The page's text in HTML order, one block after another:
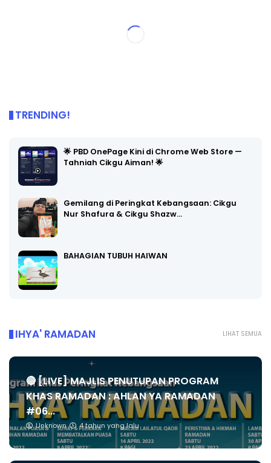
TRENDING!
🌟 PBD OnePage Kini di Chrome Web Store —
Tahniah Cikgu Aiman! 🌟
Gemilang di Peringkat Kebangsaan: Cikgu
Nur Shafura & Cikgu Shazw…
BAHAGIAN TUBUH HAIWAN
LIHAT SEMUA
IHYA' RAMADAN
🔴 [LIVE] MAJLIS PENUTUPAN PROGRAM
KHAS RAMADAN : AHLAN YA RAMADAN
#06...
Unknown 4 tahun yang lalu